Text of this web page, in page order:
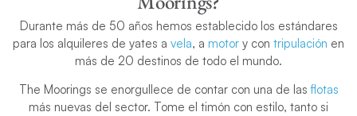
Durante más de 50 años hemos establecido los estándares
para los alquileres de yates a vela, a motor y con tripulación en
más de 20 destinos de todo el mundo.
The Moorings se enorgullece de contar con una de lasflotas
más nuevas del sector. Tome el timón con estilo, tanto si